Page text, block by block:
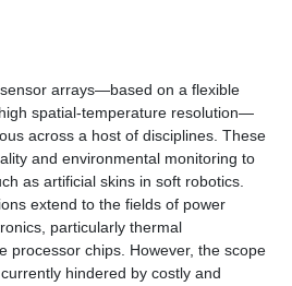
arrays—based on a flexible
spatial-temperature resolution—
across a host of disciplines. These
and environmental monitoring to
as artificial skins in soft robotics.
extend to the fields of power
particularly thermal
processor chips. However, the scope
hindered by costly and